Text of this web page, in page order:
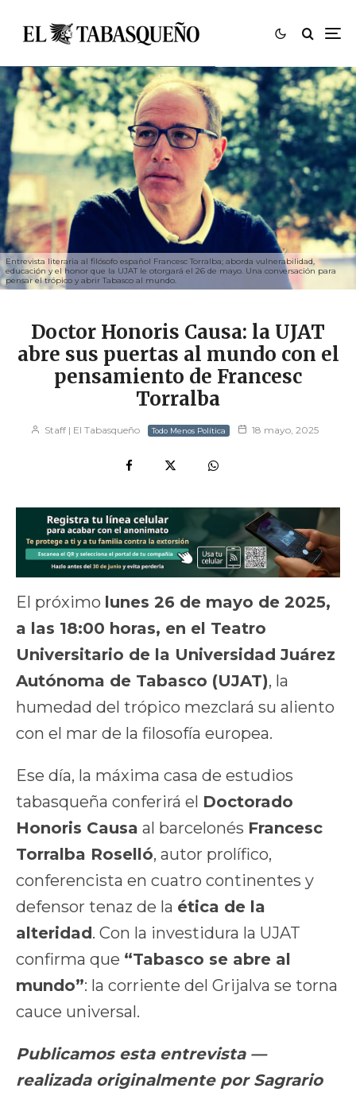
Entrevista literaria al filósofo español Francesc Torralba; aborda vulnerabilidad,
educación y el honor que la UJAT le otorgará el 26 de mayo. Una conversación para
pensar el trópico y abrir Tabasco al mundo.
Doctor Honoris Causa: la UJAT
abre sus puertas al mundo con el
pensamiento de Francesc
Torralba
Staff | El Tabasqueño Todo Menos Política 18 mayo, 2025
El próximo lunes 26 de mayo de 2025,
a las 18:00 horas, en el Teatro
Universitario de la Universidad Juárez
Autónoma de Tabasco (UJAT), la
humedad del trópico mezclará su aliento
con el mar de la filosofía europea.
Ese día, la máxima casa de estudios
tabasqueña conferirá el Doctorado
Honoris Causa al barcelonés Francesc
Torralba Roselló, autor prolífico,
conferencista en cuatro continentes y
defensor tenaz de la ética de la
alteridad. Con la investidura la UJAT
confirma que “Tabasco se abre al
mundo”: la corriente del Grijalva se torna
cauce universal.
Publicamos esta entrevista —
realizada originalmente por Sagrario